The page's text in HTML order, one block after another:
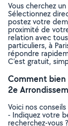
Vous cherchez
Sélectionnez
postez votre
proximité de
relation avec
particuliers, à
répondre
C’est gratuit,
Comment bien
2e
Voici nos conseils
- Indiquez votre
recherchez-vous